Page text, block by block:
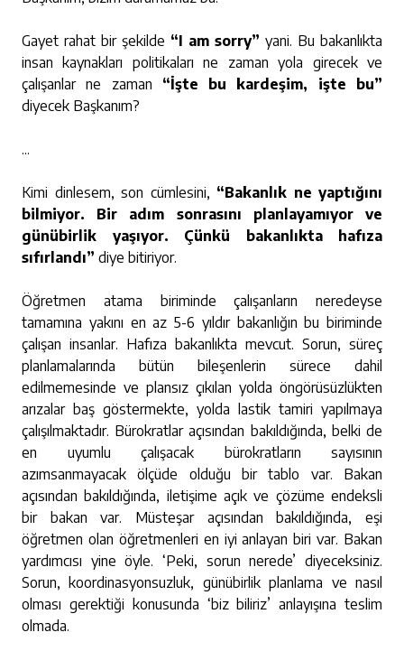
Gayet rahat bir şekilde “I am sorry” yani. Bu bakanlıkta
insan kaynakları politikaları ne zaman yola girecek ve
çalışanlar ne zaman “İşte bu kardeşim, işte bu”
diyecek Başkanım?
...
Kimi dinlesem, son cümlesini, “Bakanlık ne yaptığını
bilmiyor. Bir adım sonrasını planlayamıyor ve
günübirlik yaşıyor. Çünkü bakanlıkta hafıza
sıfırlandı” diye bitiriyor.
Öğretmen atama biriminde çalışanların neredeyse
tamamına yakını en az 5-6 yıldır bakanlığın bu biriminde
çalışan insanlar. Hafıza bakanlıkta mevcut. Sorun, süreç
planlamalarında bütün bileşenlerin sürece dahil
edilmemesinde ve plansız çıkılan yolda öngörüsüzlükten
arızalar baş göstermekte, yolda lastik tamiri yapılmaya
çalışılmaktadır. Bürokratlar açısından bakıldığında, belki de
en uyumlu çalışacak bürokratların sayısının
azımsanmayacak ölçüde olduğu bir tablo var. Bakan
açısından bakıldığında, iletişime açık ve çözüme endeksli
bir bakan var. Müsteşar açısından bakıldığında, eşi
öğretmen olan öğretmenleri en iyi anlayan biri var. Bakan
yardımcısı yine öyle. ‘Peki, sorun nerede’ diyeceksiniz.
Sorun, koordinasyonsuzluk, günübirlik planlama ve nasıl
olması gerektiği konusunda ‘biz biliriz’ anlayışına teslim
olmada.